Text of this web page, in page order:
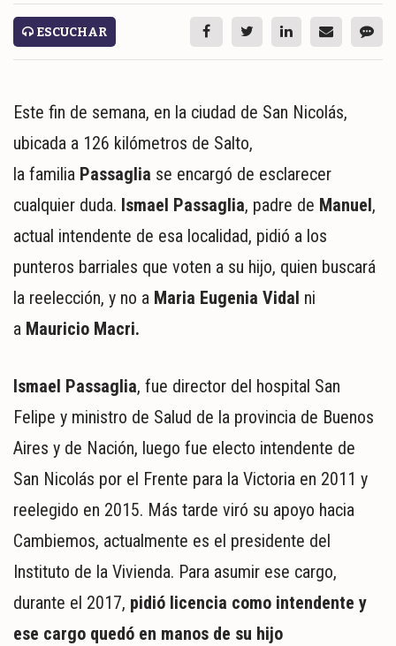
SOCIEDAD
SALUD
ECONOMÍA
MUNDO
POLÍTICA
DEPORTES
NACIONALES
REGIONALES
SOCIEDAD
SALUD
ESCUCHAR
Este fin de semana, en la ciudad de San Nicolás,
ubicada a 126 kilómetros de Salto,
la familia Passaglia se encargó de esclarecer
cualquier duda. Ismael Passaglia, padre de Manuel,
actual intendente de esa localidad, pidió a los
punteros barriales que voten a su hijo, quien buscará
la reelección, y no a Maria Eugenia Vidal ni
a Mauricio Macri.
Ismael Passaglia, fue director del hospital San
Felipe y ministro de Salud de la provincia de Buenos
Aires y de Nación, luego fue electo intendente de
San Nicolás por el Frente para la Victoria en 2011 y
reelegido en 2015. Más tarde viró su apoyo hacia
Cambiemos, actualmente es el presidente del
Instituto de la Vivienda. Para asumir ese cargo,
durante el 2017, pidió licencia como intendente y
ese cargo quedó en manos de su hijo